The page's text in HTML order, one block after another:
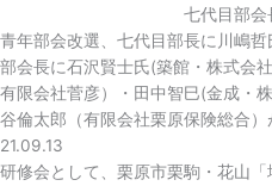
七代目部会
青年部会改選、七代目部長に川嶋
部会長に石沢賢士氏(築館・株式会
有限会社菅彦）・田中智巳(金成・
谷倫太郎（有限会社栗原保険総合）
21.09.13
研修会として、栗原市栗駒・花山